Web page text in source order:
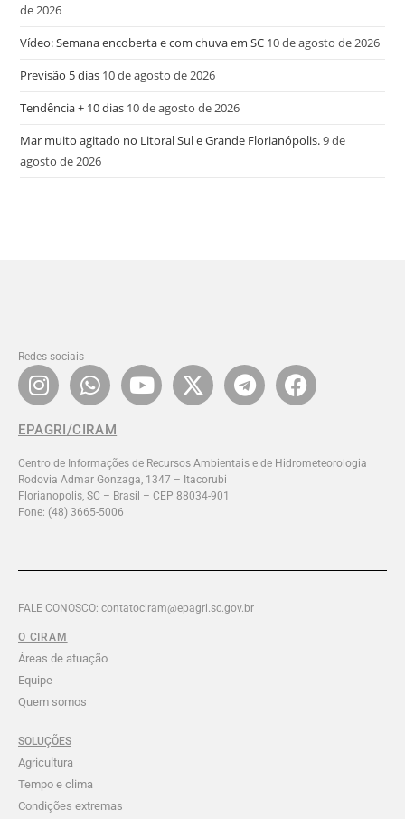
de 2026
Vídeo: Semana encoberta e com chuva em SC 10 de agosto de 2026
Previsão 5 dias 10 de agosto de 2026
Tendência + 10 dias 10 de agosto de 2026
Mar muito agitado no Litoral Sul e Grande Florianópolis.9 de
agosto de 2026
Redes sociais
EPAGRI/CIRAM
Centro de Informações de Recursos Ambientais e de Hidrometeorologia
Rodovia Admar Gonzaga, 1347 – Itacorubi
Florianopolis, SC – Brasil – CEP 88034-901
Fone: (48) 3665-5006
FALE CONOSCO: contatociram@epagri.sc.gov.br
O CIRAM
Áreas de atuação
Equipe
Quem somos
SOLUÇÕES
Agricultura
Tempo e clima
Condições extremas